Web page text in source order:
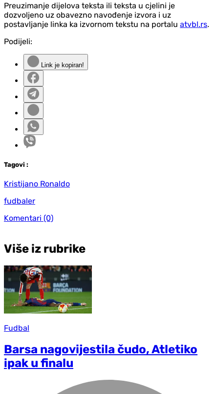
Preuzimanje dijelova teksta ili teksta u cjelini je
dozvoljeno uz obavezno navođenje izvora i uz
postavljanje linka ka izvornom tekstu na portalu atvbl.rs.
Podijeli:
Link je kopiran!
Tagovi :
Kristijano Ronaldo
fudbaler
Komentari (0)
Više iz rubrike
Fudbal
Barsa nagovijestila čudo, Atletiko
ipak u finalu